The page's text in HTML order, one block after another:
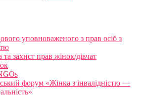
уповноваженого з прав осіб з
захист прав жінок/дівчат
форум «Жінка з інвалідністю —